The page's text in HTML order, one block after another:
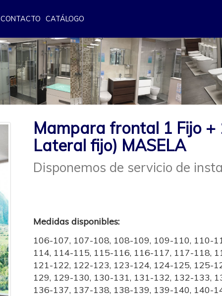
CONTACTO CATÁLOGO
Mampara frontal 1 Fijo +
Lateral fijo) MASELA
Disponemos de servicio de
Medidas disponibles:
106-107, 107-108, 108-109, 109-110, 110-
114, 114-115, 115-116, 116-117, 117-118,
121-122, 122-123, 123-124, 124-125, 125-
129, 129-130, 130-131, 131-132, 132-133,
136-137, 137-138, 138-139, 139-140, 140-